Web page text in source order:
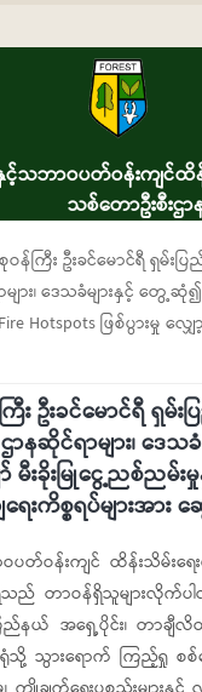
ဘာဝပတ်ဝန်းကျင်ထိန်း
သစ်တောဦးစီးဌာ
န်ကြီး ဦးခင်မောင်ရီ ရှမ်းပ
ား၊ ဒေသခံများနှင့် တွေ့ဆုံ
Hotspots ဖြစ်ပွားမှု လျှော့
း ဦးခင်မောင်ရီ ရှမ်း
နဆိုင်ရာများ၊ ဒေ
းခိုးမြုငွေ့ညစ်ညမ်းမှု
ေးကိစ္စရပ်များအား ဆွ
ဝန်းကျင် ထိန်းသိမ်းရေးဝ
သည် တာဝန်ရှိသူများလိုက်ပ
ည်နယ် အရှေ့ပိုင်း၊ တာခ
သွားရောက် ကြည့်ရှု စစ်